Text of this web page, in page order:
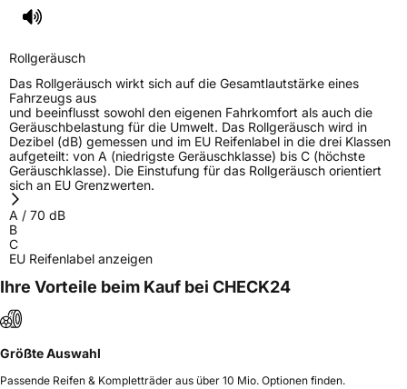
Rollgeräusch
Das Rollgeräusch wirkt sich auf die Gesamtlautstärke eines
Fahrzeugs aus
und beeinflusst sowohl den eigenen Fahrkomfort als auch die
Geräuschbelastung für die Umwelt. Das Rollgeräusch wird in
Dezibel (dB) gemessen und im EU Reifenlabel in die drei Klassen
aufgeteilt: von A (niedrigste Geräuschklasse) bis C (höchste
Geräuschklasse). Die Einstufung für das Rollgeräusch orientiert
sich an EU Grenzwerten.
A / 70 dB
B
C
EU Reifenlabel anzeigen
Ihre Vorteile beim Kauf bei CHECK24
Größte Auswahl
Passende Reifen & Kompletträder aus über 10 Mio. Optionen finden.